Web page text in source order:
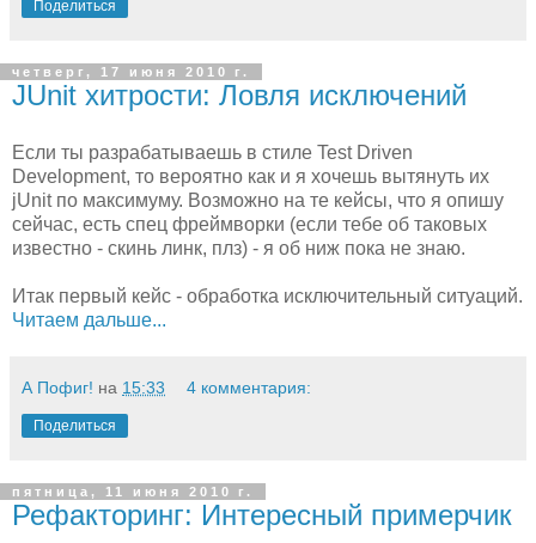
Поделиться
четверг, 17 июня 2010 г.
JUnit хитрости: Ловля исключений
Если ты разрабатываешь в стиле Test Driven
Development, то вероятно как и я хочешь вытянуть их
jUnit по максимуму. Возможно на те кейсы, что я опишу
сейчас, есть спец фреймворки (если тебе об таковых
известно - скинь линк, плз) - я об ниж пока не знаю.
Итак первый кейс - обработка исключительный ситуаций.
Читаем дальше...
А Пофиг! на 15:33 4 комментария:
Поделиться
пятница, 11 июня 2010 г.
Рефакторинг: Интересный примерчик